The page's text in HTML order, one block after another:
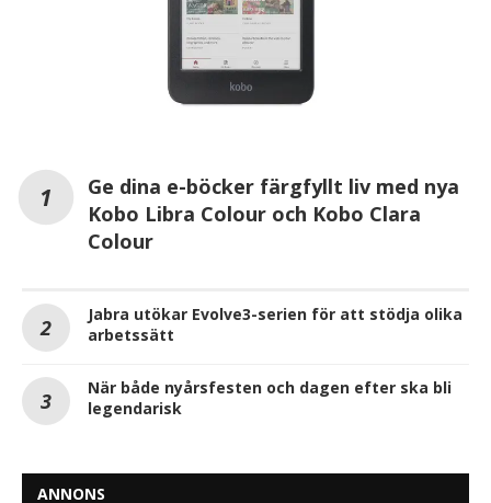
Ge dina e-böcker färgfyllt liv med nya
Kobo Libra Colour och Kobo Clara
Colour
Jabra utökar Evolve3-serien för att stödja olika
arbetssätt
När både nyårsfesten och dagen efter ska bli
legendarisk
ANNONS